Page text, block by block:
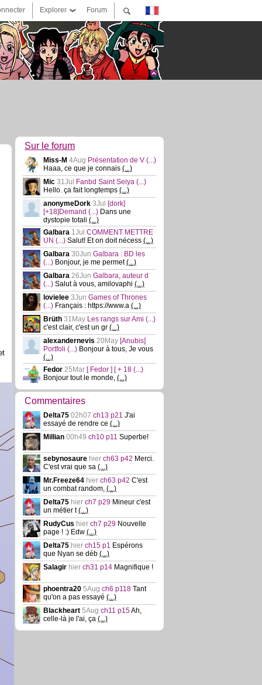
Forum
Explorer
Sur le forum
Miss-M 4Aug Présentation de V (...)
Haaa, ce que je connais (...)
Mic 31Jul Fanbd Saint Seiya (...)
Hello. ça fait longtemps (...)
anonymeDork 3Jul
[dork]
[+18]Demand (...) Dans une
dystopie totali (...)
Galbara 1Jul COMMENT METTRE
UN (...) Salut! Et on doit nécess (...)
Galbara 30Jun Galbara : BD les
(...) Bonjour, je me permet(...)
Galbara 26Jun Galbara, auteur d
(...) Salut à vous, amilovaphi (...)
lovielee 3Jun Games of Thrones
(...) Français : https://www.a (...)
Brüth 31May Les rangs sur Ami (...)
c'est clair, c'est un gr (...)
alexandernevis 20May [Anubis]
Portfoli (...) Bonjour à tous, Je vous
(...)
Fedor 25Mar [ Fedor ] [ + 18 (...)
Bonjour tout le monde, (...)
Commentaires
Delta75 02h07 ch13 p21 J'ai
essayé de rendre ce (...)
Millian 00h49 ch10 p11 Superbe!
sebynosaure hier ch63 p42 Merci.
C'est vrai que sa (...)
Mr.Freeze64 hier ch63 p42 C'est
un combat random, (...)
Delta75 hier ch7 p29 Mineur c'est
un métier t(...)
RudyCus hier ch7 p29 Nouvelle
page ! :) Edw (...)
Delta75 hier ch15 p1 Espérons
que Nyan se déb (...)
Salagir hier ch31 p14 Magnifique !
phoentra20 5Aug ch6 p118 Tant
qu'on a pas essayé (...)
Blackheart 5Aug ch11 p15Ah,
celle-là je l'ai, ça (...)